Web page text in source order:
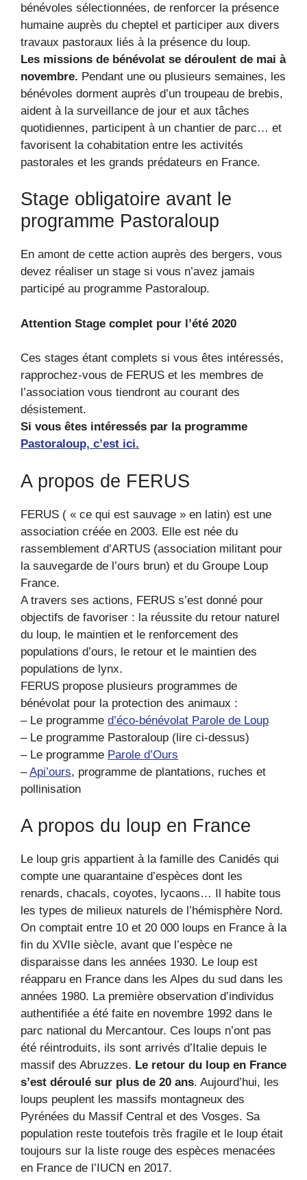
bénévoles sélectionnées, de renforcer la présence
humaine auprès du cheptel et participer aux divers
travaux pastoraux liés à la présence du loup.
Les missions de bénévolat se déroulent de mai à
novembre. Pendant une ou plusieurs semaines, les
bénévoles dorment auprès d’un troupeau de brebis,
aident à la surveillance de jour et aux tâches
quotidiennes, participent à un chantier de parc… et
favorisent la cohabitation entre les activités
pastorales et les grands prédateurs en France.
Stage obligatoire avant le
programme Pastoraloup
En amont de cette action auprès des bergers, vous
devez réaliser un stage si vous n’avez jamais
participé au programme Pastoraloup.
Attention Stage complet pour l’été 2020
Ces stages étant complets si vous êtes intéressés,
rapprochez-vous de FERUS et les membres de
l’association vous tiendront au courant des
désistement.
Si vous êtes intéressés par la programme
Pastoraloup, c’est ici.
A propos de FERUS
FERUS ( « ce qui est sauvage » en latin) est une
association créée en 2003. Elle est née du
rassemblement d’ARTUS (association militant pour
la sauvegarde de l’ours brun) et du Groupe Loup
France.
A travers ses actions, FERUS s’est donné pour
objectifs de favoriser : la réussite du retour naturel
du loup, le maintien et le renforcement des
populations d’ours, le retour et le maintien des
populations de lynx.
FERUS propose plusieurs programmes de
bénévolat pour la protection des animaux :
– Le programme d’éco-bénévolat Parole de Loup
– Le programme Pastoraloup (lire ci-dessus)
– Le programme Parole d’Ours
–Api’ours, programme de plantations, ruches et
pollinisation
A propos du loup en France
Le loup gris appartient à la famille des Canidés qui
compte une quarantaine d’espèces dont les
renards, chacals, coyotes, lycaons… Il habite tous
les types de milieux naturels de l’hémisphère Nord.
On comptait entre 10 et 20 000 loups en France à la
fin du XVIIe siècle, avant que l’espèce ne
disparaisse dans les années 1930. Le loup est
réapparu en France dans les Alpes du sud dans les
années 1980. La première observation d’individus
authentifiée a été faite en novembre 1992 dans le
parc national du Mercantour. Ces loups n’ont pas
été réintroduits, ils sont arrivés d’Italie depuis le
massif des Abruzzes. Le retour du loup en France
s’est déroulé sur plus de 20 ans. Aujourd’hui, les
loups peuplent les massifs montagneux des
Pyrénées du Massif Central et des Vosges. Sa
population reste toutefois très fragile et le loup était
toujours sur la liste rouge des espèces menacées
en France de l’IUCN en 2017.